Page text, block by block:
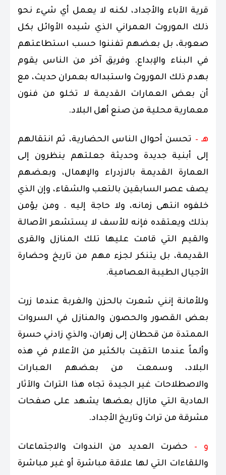
قرية الآباء والأجداد، لكنه لا يعمل أي شيء نحو
ذلك الموروث العمراني الذي شيده الأوائل بكل
صعوبة، بل بعضهم تفننوا حسب استطاعتهم
في البناء والإبداع. وفريق آخر من الناس يقوم
بهدم ذلك الموروث واستبداله بعمران حديث، مع
أن بعض العمارات القديمة لا تخلو من فنون
معمارية محلية من صنع أهل البلاد.
هـ – تحسن أحوال الناس الحضارية، ثم انتقالهم
إلى أبنية جديدة وحديثة جعلتهم ينظرون إلى
العمارة القديمة بالازدراء والإهمال، وبعضهم
يصف عصر السابقين بالتعب والشقاء، وإن الذي
خلفوه انتهى زمانه، ولا حاجة إليه . ومن يؤمن
بذلك ويعتقده فإنه للأسف لا يستشعر الأصالة
والقيم التي قامت عليها تلك المنازل والقرى
القديمة، بل يتنكر لجزء مهم من تاريخ وحضارة
الأجيال الطيبة العصامية.
وللأمانة إنني شعرت بالحزن والغربة عندما زرت
بعض القصور والحصون والمنازل في السروات
الممتدة من قحطان إلى زهران، والذي زادني حسرة
وألماً عندما التقيت بالكثير من الأعلام في هذه
البلاد، وسمعت من بعضهم العبارات
والاصطلاحات غير الجيدة تجاه هذا التراث والآثار
المادية التي مازال بعضها يشهد على صفحات
مشرقة من تراث وتاريخ الأجداد.
و – حضرت العديد من الندوات والاجتماعات
واللقاءات التي لها علاقة مباشرة أو غير مباشرة